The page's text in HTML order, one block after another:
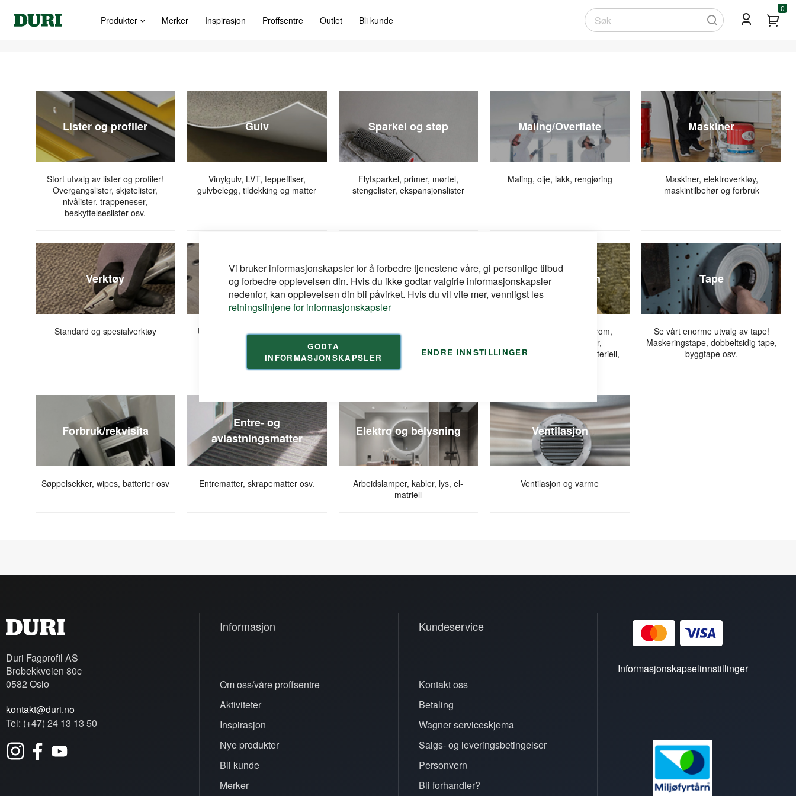
Vi bruker informasjonskapsler for å forbedre tjenestene våre, gi personlige tilbud
og forbedre opplevelsen din. Hvis du ikke godtar valgfrie informasjonskapsler
nedenfor, kan opplevelsen din bli påvirket. Hvis du vil vite mer, vennligst les
retningslinjene for informasjonskapsler
GODTA
INFORMASJONSKAPSLER
ENDRE INNSTILLINGER
Produkter Merker Inspirasjon Proffsentre Outlet Bli kunde
Søk
0
Lister og profiler
Stort utvalg av lister og profiler!
Overgangslister, skjøtelister,
nivålister, trappeneser,
beskyttelseslister osv.
Gulv
Vinylgulv, LVT, teppefliser,
gulvbelegg, tildekking og matter
Sparkel og støp
Flytsparkel, primer, mørtel,
stengelister, ekspansjonslister
Maling/Overflate
Maling, olje, lakk, rengjøring
Maskiner
Maskiner, elektroverktøy,
maskintilbehør og forbruk
Verktøy
Standard og spesialverktøy
Taktilt
Universell utforming. Ledelinjer,
kuler, skilt og trappemarkering
Lim og fug
Gulvlim, konstruksjonslim,
Bygg og våtrom
Alt for oppbyging av våtrom,
membranplater, nisjer,
inspeksjonsluker, festemateriell,
Tape
Se vårt enorme utvalg av tape!
Maskeringstape, dobbeltsidig tape,
byggtape osv.
Forbruk/rekvisita
Søppelsekker, wipes, batterier osv
Entre- og
avlastningsmatter
Entrematter, skrapematter osv.
Elektro og belysning
Arbeidslamper, kabler, lys, el-
matriell
Ventilasjon
Ventilasjon og varme
Duri Fagprofil AS
Brobekkveien 80c
0582 Oslo
kontakt@duri.no
Tel: (+47) 24 13 13 50
Informasjon
Om oss/våre proffsentre
Aktiviteter
Inspirasjon
Nye produkter
Bli kunde
Merker
Kundeservice
Kontakt oss
Betaling
Wagner serviceskjema
Salgs- og leveringsbetingelser
Personvern
Bli forhandler?
Informasjonskapselinnstillinger